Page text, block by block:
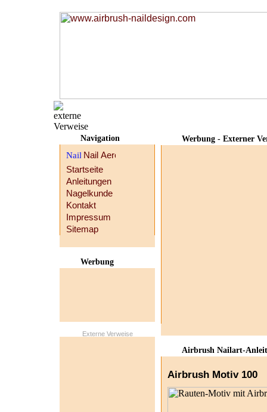
Werbung - Externer
Airbrush Nailart-
Airbrush Motiv 100
Navigation
Startseite
Anleitungen
Nagelkunde
Kontakt
Impressum
Sitemap
Werbung
Externe Verweise